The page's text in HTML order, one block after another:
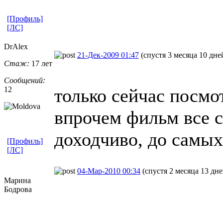
[Профиль]
[ЛС]
DrAlex
Стаж: 17 лет
Сообщений:
12
21-Дек-2009 01:47 (спустя 3 месяца 10
только сейчас
впрочем фильм все
доходчиво, до
[Профиль]
[ЛС]
Марина
Бодрова
04-Мар-2010 00:34 (спустя 2 месяца 13